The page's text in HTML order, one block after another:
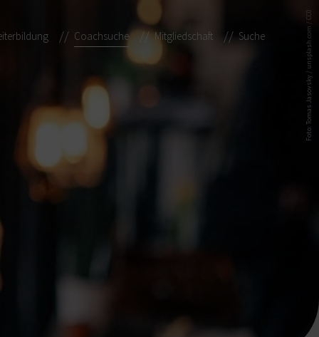
Coachsuche Mitgliedschaft Suche Foto: Tomas Jasovsky / unsplash.com / CC0